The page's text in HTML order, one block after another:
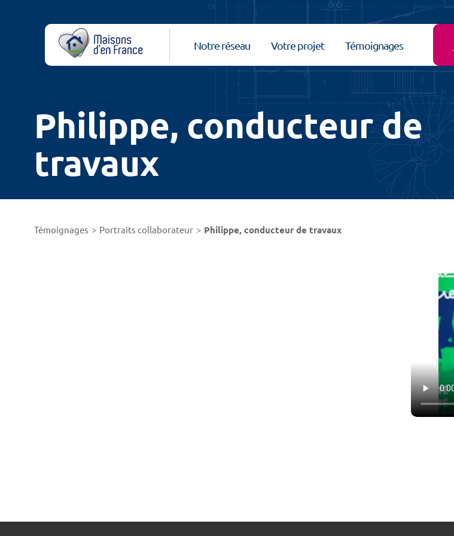
Notre réseau Votre projet Témoignages
Philippe, conducteur de
travaux
Témoignages Portraits collaborateur Philippe, conducteur de travaux